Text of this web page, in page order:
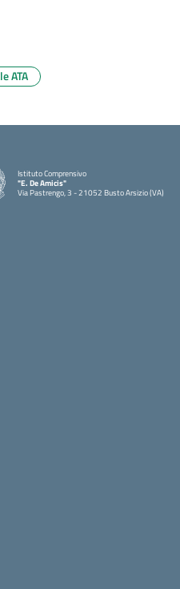
ATA
Istituto Comprensivo
"E. De Amicis"
Via Pastrengo, 3 - 21052 Busto Arsizio (VA)